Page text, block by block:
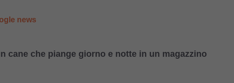
news
cane che piange giorno e notte in un magazzino